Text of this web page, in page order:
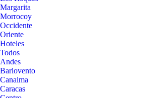
Margarita
Morrocoy
Occidente
Oriente
Hoteles
Todos
Andes
Barlovento
Canaima
Caracas